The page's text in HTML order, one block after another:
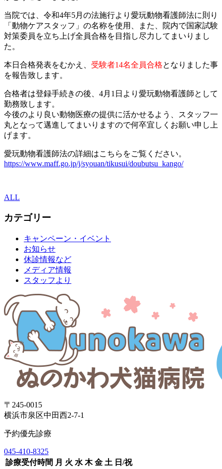
当院では、令和4年5月の法施行より愛玩動物看護師法に則り
「動物ケアスタッフ」の名称を使用、また、院内で国家試験
対策委員を立ち上げ全員合格を目指し尽力してまいりまし
た。
本日合格発表をむかえ、 受験者14名全員合格となりました事
を報告致します。
合格者は登録手続きの後、4月1日より愛玩動物看護師として
勤務致します。
今後のより良い動物医療の提供に活かせるよう、スタッフ一
丸となって邁進してまいりますので何卒宜しくお願い申し上
げます。
愛玩動物看護師法の詳細はこちらをご覧ください。
https://www.maff.go.jp/j/syouan/tikusui/doubutsu_kango/
ALL
カテゴリー
キャンペーン・イベント
お知らせ
休診情報など
メディア情報
スタッフより
〒245-0015
横浜市泉区中田西2-7-1
予約優先診療
045-410-8325
診療受付時間 月 火 水 木 金 土 日/祝